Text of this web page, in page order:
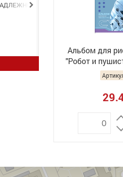
Альбом для
"Робот и
АР4ск8